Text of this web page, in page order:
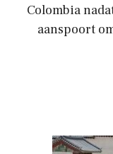
Colombia
aanspoort